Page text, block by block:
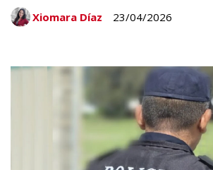
23/04/2026
Xiomara Díaz